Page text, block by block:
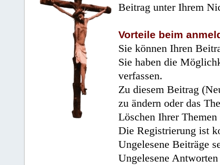
Beitrag unter Ihrem
Vorteile beim
Sie können Ihren
Sie haben die
verfassen.
Zu diesem Beitrag
zu ändern oder das
Löschen Ihrer
Die Registrierung ist
Ungelesene Beiträge
Ungelesene